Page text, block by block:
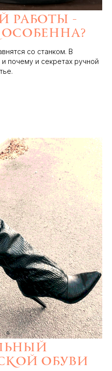
работы -
со станком. В
почему и секретах ручной
обуви